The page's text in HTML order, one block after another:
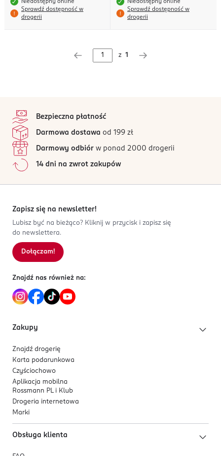
Niedostępny online
Sprawdź dostępność w
drogerii
Niedostępny online
Sprawdź dostępność w
drogerii
z 1
Bezpieczna płatność
Darmowa dostawa od 199 zł
Darmowy odbiór w ponad 2000 drogerii
14 dni na zwrot zakupów
Zapisz się na newsletter!
Lubisz być na bieżąco? Kliknij w przycisk i zapisz się
do newslettera.
Dołączam!
Znajdź nas również na:
Zakupy
Znajdź drogerię
Karta podarunkowa
Czyściochowo
Aplikacja mobilna
Rossmann PL i Klub
Drogeria internetowa
Marki
Obsługa klienta